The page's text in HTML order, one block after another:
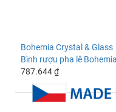
Bohemia Crystal & Glass
Bình rượu pha lê
787.644 ₫